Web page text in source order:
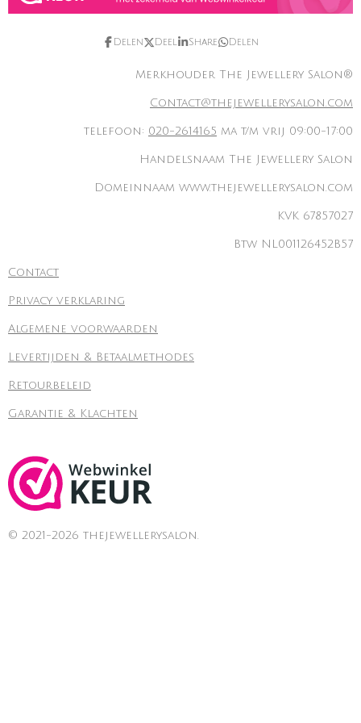
Delen Deel Share Delen
Merkhouder The Jewellery Salon®
Contact@thejewellerysalon.com
telefoon: 020-2614165 ma t/m vrij 09:00-17:00
Handelsnaam The Jewellery Salon
Domeinnaam www.thejewellerysalon.com
KVK 67857027
Btw NL001126452B57
Contact
Privacy verklaring
Algemene voorwaarden
Levertijden & Betaalmethodes
Retourbeleid
Garantie & Klachten
© 2021-2026 thejewellerysalon.